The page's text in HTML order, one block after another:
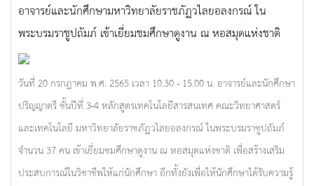
อาจารย์และนักศึกษามหาวิทยาลัยราชภัฏวไลยอลงกรณ์ ใน
พระบรมราชูปถัมภ์ เข้าเยี่ยมชมศึกษาดูงาน ณ หอสมุดแห่งชาติ
วันที่ 20 กรกฎาคม พ.ศ. 2565 เวลา 10.30 - 15.00 น. อาจารย์และนักศึกษา
ปริญญาตรี ชั้นปีที่ 3-4 หลักสูตรเทคโนโลยีสารสนเทศ คณะวิทยาศาสตร์
และเทคโนโลยี มหาวิทยาลัยราชภัฏวไลยอลงกรณ์ ในพระบรมราชูปถัมภ์
จำนวน 37 คน เข้าเยี่ยมชมศึกษาดูงาน ณ หอสมุดแห่งชาติ เพื่อสร้างเสริม
ประสบการณ์ในวิชาชีพให้แก่นักศึกษา อีกทั้งยังเพื่อให้นักศึกษาได้รับความรู้